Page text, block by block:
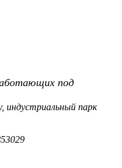
под
индустриальный парк